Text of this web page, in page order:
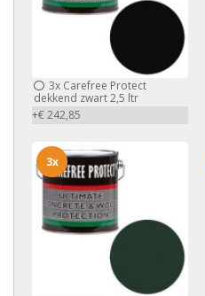
3x Carefree Protect
dekkend zwart 2,5 ltr
+€ 242,85
3x